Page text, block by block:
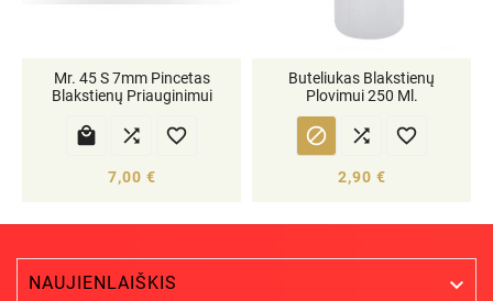
Mr. 45 S 7mm Pincetas
Blakstienų Priauginimui
  
7,00 €
Buteliukas Blakstienų
Plovimui 250 Ml.
  
2,90 €
NAUJIENLAIŠKIS 